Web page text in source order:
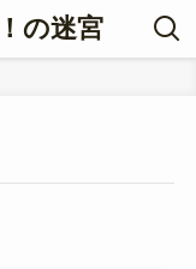
の迷宮